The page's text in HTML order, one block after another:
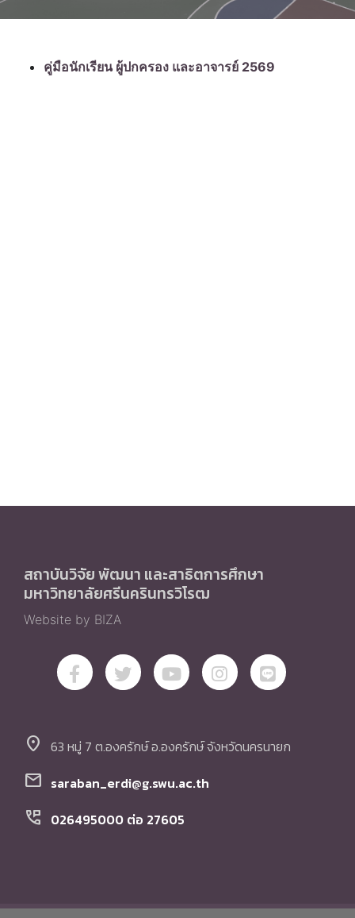
คู่มือนักเรียน ผู้ปกครอง และอาจารย์ 2569
สถาบันวิจัย พัฒนา และสาธิตการศึกษา
มหาวิทยาลัยศรีนครินทรวิโรฒ
Website by BIZA
location_on 63 หมู่ 7 ต.องครักษ์ อ.องครักษ์ จังหวัดนครนายก
mail saraban_erdi@g.swu.ac.th
perm_phone_msg 026495000 ต่อ 27605